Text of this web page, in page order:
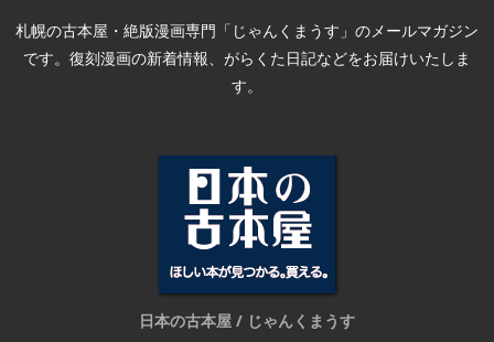
札幌の古本屋・絶版漫画専門「じゃんくまうす」のメールマガジン
です。復刻漫画の新着情報、がらくた日記などをお届けいたしま
す。
日本の古本屋 / じゃんくまうす